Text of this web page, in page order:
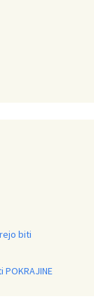
biti
POKRAJINE